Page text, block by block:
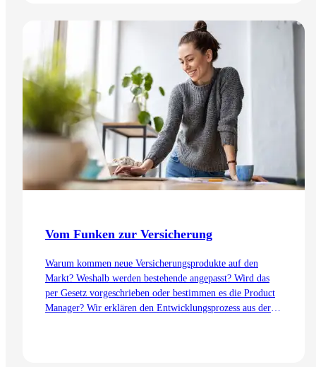
Zum Artikel
Vom Funken zur Versicherung
Warum kommen neue Versicherungsprodukte auf den
Markt? Weshalb werden bestehende angepasst? Wird das
per Gesetz vorgeschrieben oder bestimmen es die Product
Manager? Wir erklären den Entwicklungsprozess aus der